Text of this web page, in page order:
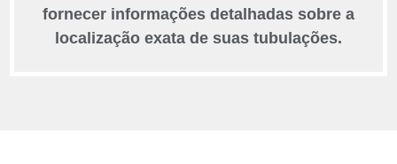
fornecer informações detalhadas sobre a
localização exata de suas tubulações.